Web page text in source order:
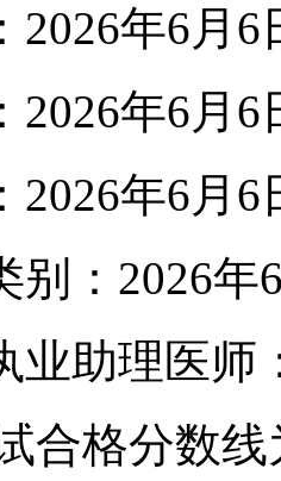
2026年6月6
2026年6月6
2026年6月6
别：2026年
业助理医师
合格分数